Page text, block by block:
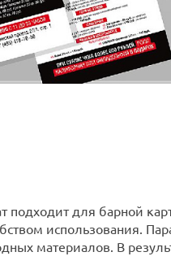
подходит для барной
использования.
материалов. В